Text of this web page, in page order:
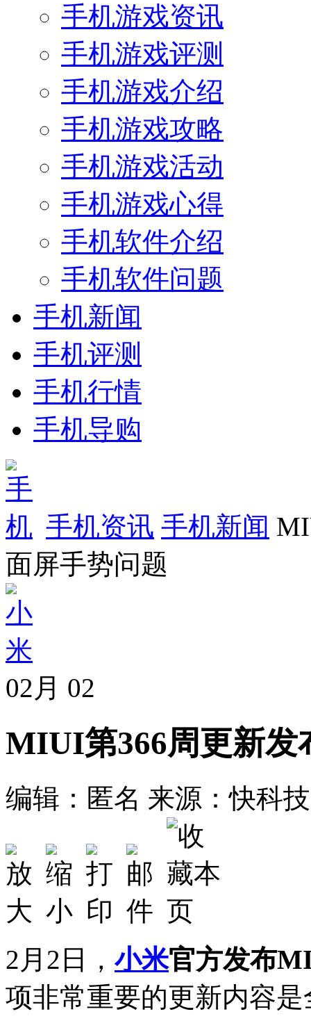
手机游戏资讯
手机游戏评测
手机游戏介绍
手机游戏攻略
手机游戏活动
手机游戏心得
手机软件介绍
手机软件问题
手机新闻
手机评测
手机行情
手机导购
手机资讯 手机新闻
面屏手势问题
02月 02
MIUI第366周更新发
编辑：匿名 来源：快科技
2月2日，小米官方发布
项非常重要的更新内容